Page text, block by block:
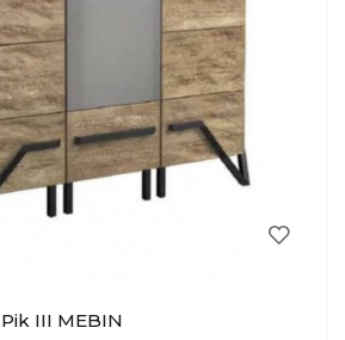
III MEBIN